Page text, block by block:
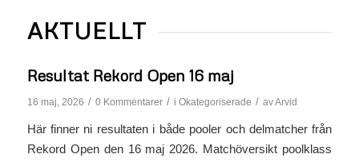
AKTUELLT
Resultat Rekord Open 16 maj
16 maj, 2026 / 0 Kommentarer / i Okategoriserade / avArvid
Här finner ni resultaten i både pooler och delmatcher från
Rekord Open den 16 maj 2026. Matchöversikt poolklass